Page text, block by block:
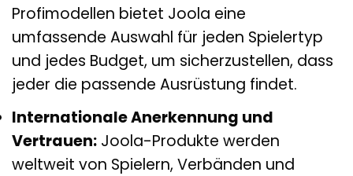
Profimodellen bietet Joola eine
umfassende Auswahl für jeden Spielertyp
und jedes Budget, um sicherzustellen, dass
jeder die passende Ausrüstung findet.
Internationale Anerkennung und
Vertrauen: Joola-Produkte werden
weltweit von Spielern, Verbänden und